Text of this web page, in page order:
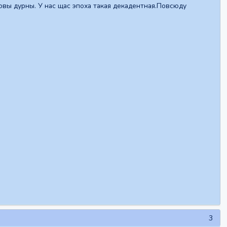
дурны. У нас щас эпоха такая декадентная.Повсюду
3